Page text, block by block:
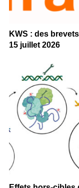
KWS : des
15 juillet 2026